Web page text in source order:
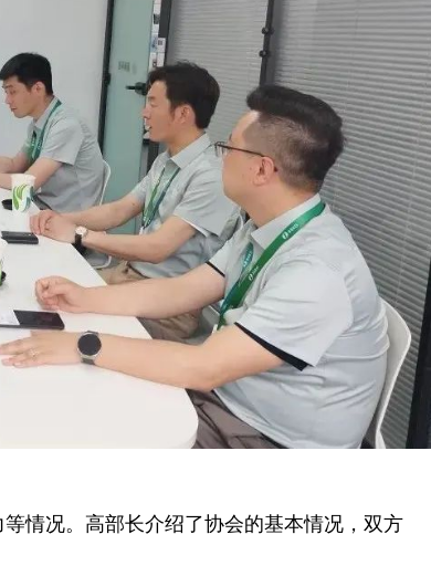
情况。高部长介绍了协会的基本情况，双方